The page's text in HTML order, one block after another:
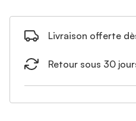
Livraison offerte
Retour sous 30